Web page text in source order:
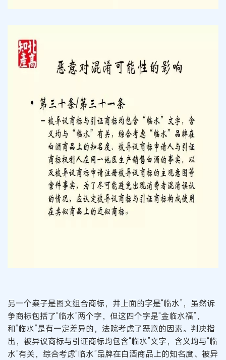
另一个案子是图文组合商标，井上面的字是“临水”，虽然诉
争商标包括了“临水”两个字，但这四个字是“金临水福”，
和“临水”是有一定差异的，法院考虑了恶意的因素。判决指
出，被异议商标与引证商标均包含“临水”文字，含义均与“临
水”有关，综合考虑“临水”品牌在白酒商品上的知名度、被异